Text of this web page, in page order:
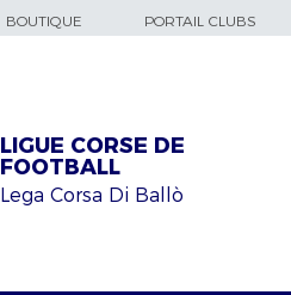
BOUTIQUE PORTAIL CLUBS
LIGUE CORSE DE
FOOTBALL
Lega Corsa Di Ballò